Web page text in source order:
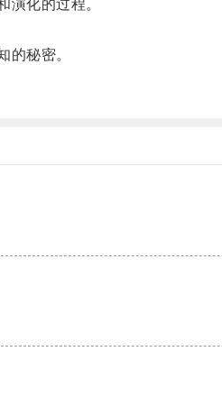
化的过程。
秘密。